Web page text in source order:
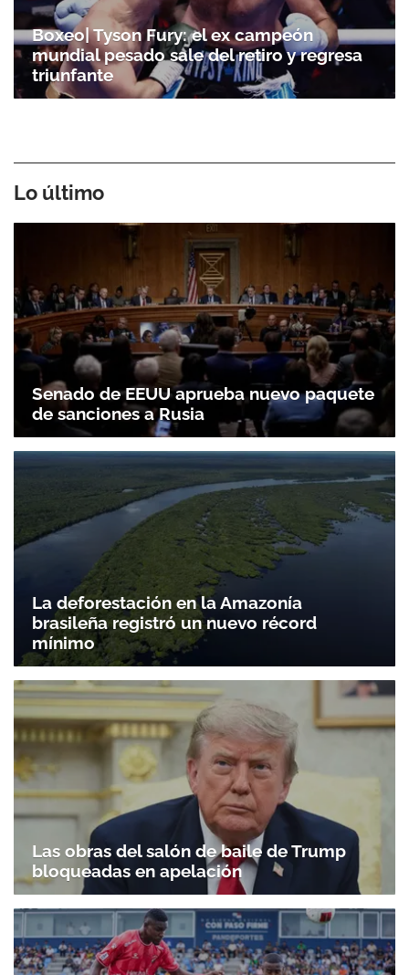
Boxeo| Tyson Fury: el ex campeón
mundial pesado sale del retiro y regresa
triunfante
Lo último
Senado de EEUU aprueba nuevo paquete
de sanciones a Rusia
La deforestación en la Amazonía
brasileña registró un nuevo récord
mínimo
Las obras del salón de baile de Trump
bloqueadas en apelación